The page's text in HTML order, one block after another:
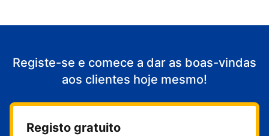
Registe-se e comece a dar as boas-vindas
aos clientes hoje mesmo!
Registo gratuito